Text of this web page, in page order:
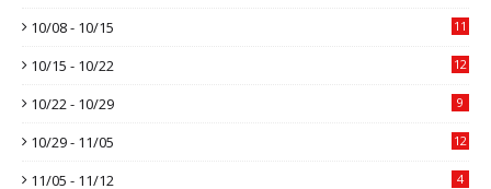
10/08 - 10/15 11
10/15 - 10/22 12
10/22 - 10/29 9
10/29 - 11/05 12
11/05 - 11/12 4